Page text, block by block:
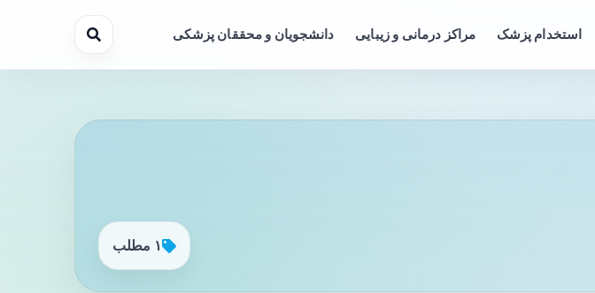
استخدام پزشک مراکز درمانی و زیبایی دانشجویان و محققان پزشکی
۱ مطلب